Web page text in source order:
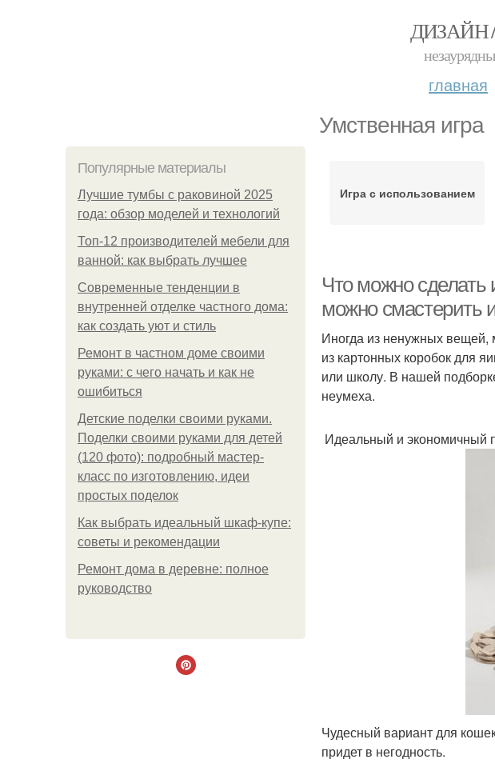
ДИЗАЙН
главная
Умственная игра
Популярные материалы
Лучшие тумбы с раковиной 2025
года: обзор моделей и технологий
Топ-12 производителей мебели для
ванной: как выбрать лучшее
Современные тенденции в
внутренней отделке частного дома:
как создать уют и стиль
Ремонт в частном доме своими
руками: с чего начать и как не
ошибиться
Детские поделки своими руками.
Поделки своими руками для детей
(120 фото): подробный мастер-
класс по изготовлению, идеи
простых поделок
Как выбрать идеальный шкаф-купе:
советы и рекомендации
Ремонт дома в деревне: полное
руководство
Игра с использованием
Что можно сделать
можно смастерить
Иногда из ненужных вещей,
из картонных коробок для
или школу. В нашей
неумеха.
Идеальный и экономичный
Чудесный вариант для
придет в негодность.